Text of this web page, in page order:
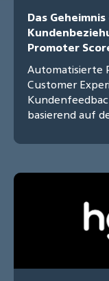
Das
Promoter
Automatisierte
Customer
basierend auf